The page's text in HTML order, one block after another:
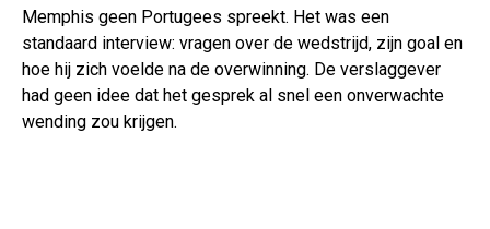
Memphis geen Portugees spreekt. Het was een
standaard interview: vragen over de wedstrijd, zijn goal en
hoe hij zich voelde na de overwinning. De verslaggever
had geen idee dat het gesprek al snel een onverwachte
wending zou krijgen.